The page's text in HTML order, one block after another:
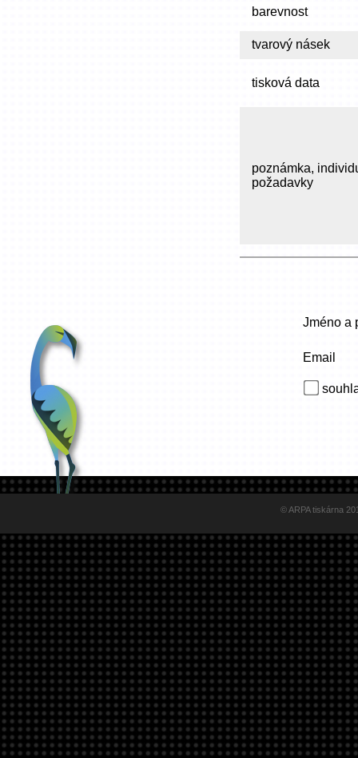
barevnost
tvarový násek
tisková data
poznámka,
požadavky
Jméno a
Email
© ARPA tiskárna